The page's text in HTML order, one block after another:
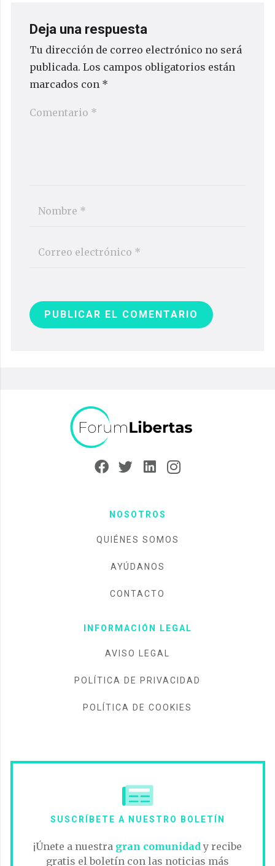
Deja una respuesta
Tu dirección de correo electrónico no será
publicada. Los campos obligatorios están
marcados con *
PUBLICAR EL COMENTARIO
NOSOTROS
QUIÉNES SOMOS
AYÚDANOS
CONTACTO
INFORMACIÓN LEGAL
AVISO LEGAL
POLÍTICA DE PRIVACIDAD
POLÍTICA DE COOKIES
SUSCRÍBETE A NUESTRO BOLETÍN
¡Únete a nuestra gran comunidad y recibe
gratis el boletín con las noticias más